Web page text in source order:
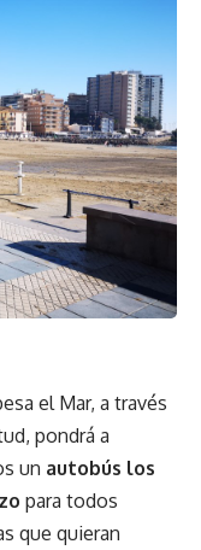
el Mar, a través
pondrá a
un autobús los
para todos
que quieran